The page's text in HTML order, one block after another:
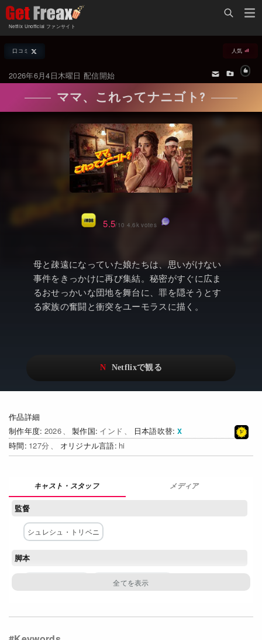
Netflix Unofficial ファンサイト
Netflix新着作品
オールジャンル
海外ドラマ・シリーズ
海外映画
国内TV番組・ドラマ
国内映画
アニメ
ドキュメンタリー
Netflixオリジナル作品
日本語吹替対応作品
その他の国のTV番組
配信終了予定の作品
海外ドラマ・ラインナップ
Netflix 人気ランキング
Netflix 全作品ラインナップ
Netflix配信作品カスタム検索
トレンド
Netflix・VOD総合News
Watchlistへ
Netflix Video
Netflix 吹替版作品
Netflix 高い評価の海外作品
みんなの作品レビュー
過去の配信終了作品
閉じる
口コミ 人気
2026年6月4日木曜日 配信開始
ママ、これってナニゴト?
母と疎遠になっていた娘たちは、思いがけない
事件をきっかけに再び集結。秘密がすぐに広ま
るおせっかいな団地を舞台に、罪を隠そうとす
る家族の奮闘と衝突をユーモラスに描く。
作品詳細
制作年度 2026 製作国 インド
日本語吹替
時間 127 オリジナル言語 hi
5.5/10 4.6k votes
メディア
監督
シュレシュ・トリベニ
脚本
シュレシュ・トリベニ